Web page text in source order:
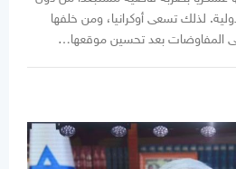
لذلك تسعى أوكرانيا، ومن خلفها
إلى المفاوضات بعد تحسين موقعها…